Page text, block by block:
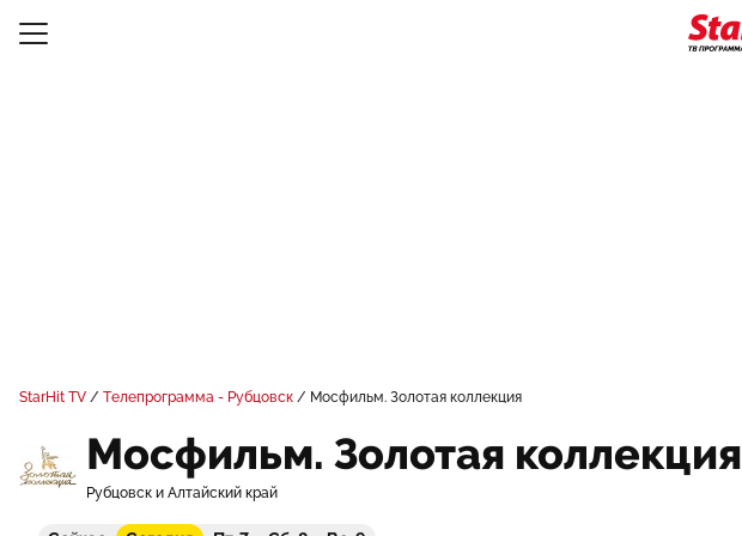
StarHit TV Телепрограмма - Рубцовск Мосфильм. Золотая коллекция
Мосфильм. Золотая коллекция
Рубцовск и Алтайский край